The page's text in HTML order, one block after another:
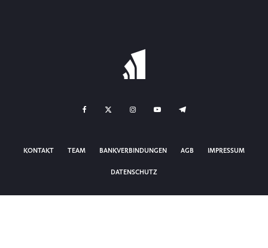
KONTAKT TEAM BANKVERBINDUNGEN AGB IMPRESSUM
DATENSCHUTZ